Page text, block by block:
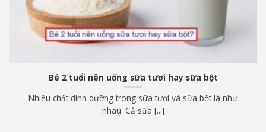
Bé 2 tuổi nên uống sữa tươi hay sữa bột
Nhiều chất dinh dưỡng trong sữa tươi và sữa bột là như
nhau. Cả sữa [...]